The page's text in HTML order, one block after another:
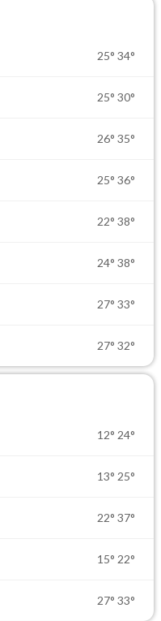
25° 34°
25° 30°
26° 35°
25° 36°
22° 38°
24° 38°
27° 33°
27° 32°
12° 24°
13° 25°
22° 37°
15° 22°
27° 33°